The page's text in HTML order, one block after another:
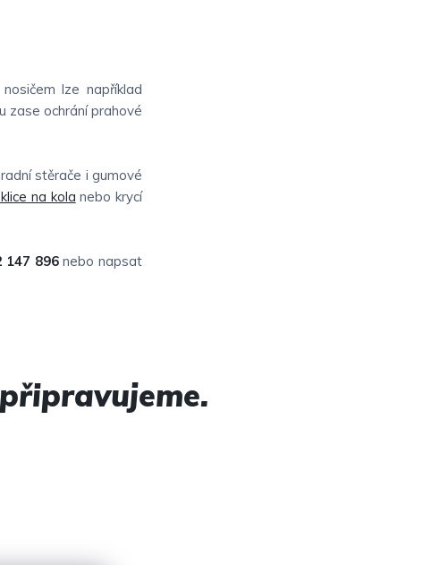
lze například
zase ochrání prahové
stěrače i gumové
na kola nebo krycí
147 896nebo napsat